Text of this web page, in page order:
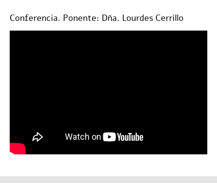
Conferencia. Ponente: Dña. Lourdes Cerrillo